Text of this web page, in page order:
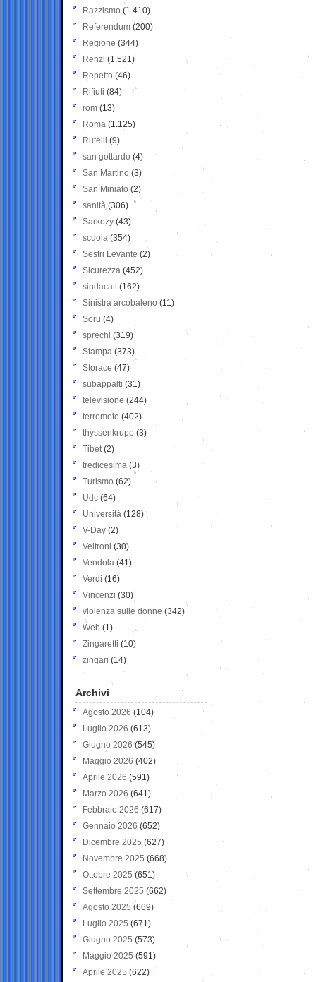
Razzismo (1.410)
Referendum (200)
Regione (344)
Renzi (1.521)
Repetto (46)
Rifiuti (84)
rom (13)
Roma (1.125)
Rutelli (9)
san gottardo (4)
San Martino (3)
San Miniato (2)
sanità (306)
Sarkozy (43)
scuola (354)
Sestri Levante (2)
Sicurezza (452)
sindacati (162)
Sinistra arcobaleno (11)
Soru (4)
sprechi (319)
Stampa (373)
Storace (47)
subappalti (31)
televisione(244)
terremoto (402)
thyssenkrupp (3)
Tibet(2)
tredicesima (3)
Turismo (62)
Udc (64)
Università (128)
V-Day (2)
Veltroni (30)
Vendola (41)
Verdi (16)
Vincenzi (30)
violenza sulle donne (342)
Web (1)
Zingaretti (10)
zingari (14)
Archivi
Agosto 2026 (104)
Luglio 2026 (613)
Giugno 2026 (545)
Maggio 2026 (402)
Aprile 2026 (591)
Marzo 2026 (641)
Febbraio 2026 (617)
Gennaio 2026 (652)
Dicembre 2025 (627)
Novembre 2025 (668)
Ottobre 2025 (651)
Settembre 2025 (662)
Agosto 2025 (669)
Luglio 2025 (671)
Giugno 2025 (573)
Maggio 2025 (591)
Aprile 2025 (622)